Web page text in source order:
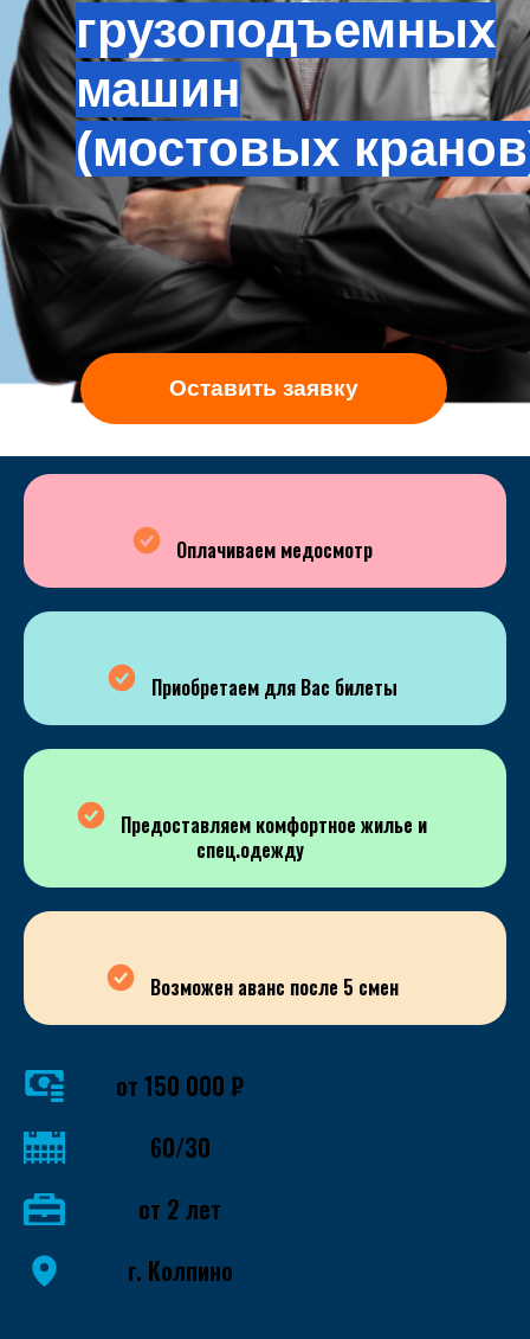
грузоподъемных
машин
(мостовых
Оставить заявку
Оплачиваем медосмотр
Приобретаем для Вас билеты
Предоставляем комфортное жилье и
спец.одежду
Возможен аванс после 5 смен
от 150 000 ₽
60/30
от 2 лет
г. Колпино